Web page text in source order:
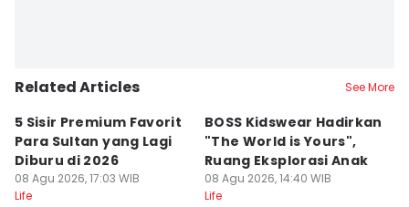
Editor
Related Articles See More
5 Sisir Premium Favorit
Para Sultan yang Lagi
Diburu di 2026
08 Agu 2026, 17:03 WIB
Life
BOSS Kidswear Hadirkan
"The World is Yours",
Ruang Eksplorasi Anak
08 Agu 2026, 14:40 WIB
Life